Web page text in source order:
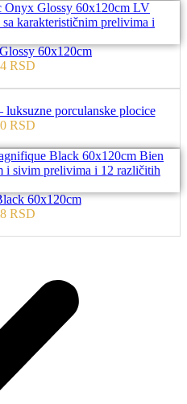
60x120cm
RSD
luksuzne porculanske plocice
RSD
60x120cm
RSD